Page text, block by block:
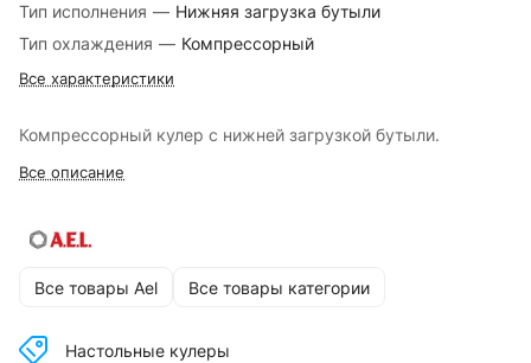
Тип исполнения — Нижняя загрузка бутыли
Тип охлаждения — Компрессорный
Все характеристики
Компрессорный кулер с нижней загрузкой бутыли.
Все описание
Все товары Ael Все товары категории
Настольные кулеры